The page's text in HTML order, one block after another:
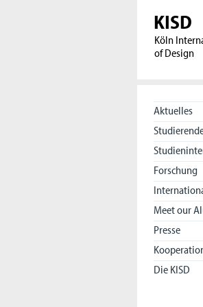
KISD
Köln
of Design
Aktuelles
Forschung
Meet our
Presse
Die KISD